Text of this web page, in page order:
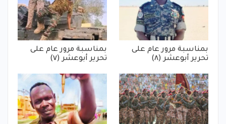
بمناسبة مرور عام على
تحرير أبوعشر (٨)
بمناسبة مرور عام على
تحرير أبوعشر (٧)